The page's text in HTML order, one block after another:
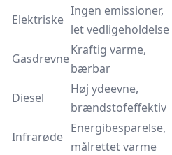
Elektriske
Ingen emissioner,
let vedligeholdelse
Gasdrevne
Kraftig varme,
bærbar
Diesel
Høj ydeevne,
brændstofeffektiv
Infrarøde
Energibesparelse,
målrettet varme